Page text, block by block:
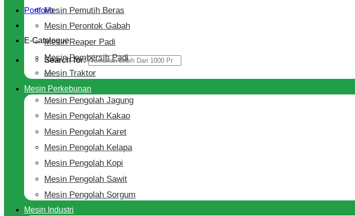
Portfolio
E-Cataloque
Search for:
Mesin Pemutih Beras
Mesin Perontok Gabah
Mesin Reaper Padi
Mesin Pembersih Padi
Mesin Traktor
Mesin Perkebunan
Mesin Pengolah Jagung
Mesin Pengolah Kakao
Mesin Pengolah Karet
Mesin Pengolah Kelapa
Mesin Pengolah Kopi
Mesin Pengolah Sawit
Mesin Pengolah Sorgum
Mesin Industri